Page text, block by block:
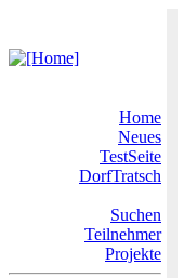
Home
Neues
TestSeite
DorfTratsch
Suchen
Teilnehmer
Projekte